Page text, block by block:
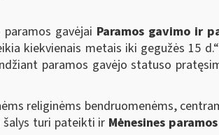
gavėjai Paramos gavimo ir
kiekvienais metais iki gegužės 15
paramos gavėjo statuso
religinėms bendruomenėms,
šalys turi pateikti ir Mėnesines